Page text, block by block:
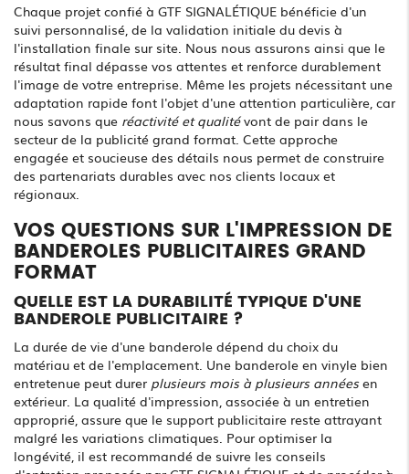
Chaque projet confié à GTF SIGNALÉTIQUE bénéficie d'un
suivi personnalisé, de la validation initiale du devis à
l'installation finale sur site. Nous nous assurons ainsi que le
résultat final dépasse vos attentes et renforce durablement
l'image de votre entreprise. Même les projets nécessitant une
adaptation rapide font l'objet d'une attention particulière, car
nous savons que réactivité et qualitévont de pair dans le
secteur de la publicité grand format. Cette approche
engagée et soucieuse des détails nous permet de construire
des partenariats durables avec nos clients locaux et
régionaux.
VOS QUESTIONS SUR L'IMPRESSION DE
BANDEROLES PUBLICITAIRES GRAND
FORMAT
QUELLE EST LA DURABILITÉ TYPIQUE D'UNE
BANDEROLE PUBLICITAIRE ?
La durée de vie d'une banderole dépend du choix du
matériau et de l'emplacement. Une banderole en vinyle bien
entretenue peut durer plusieurs mois à plusieurs annéesen
extérieur. La qualité d'impression, associée à un entretien
approprié, assure que le support publicitaire reste attrayant
malgré les variations climatiques. Pour optimiser la
longévité, il est recommandé de suivre les conseils